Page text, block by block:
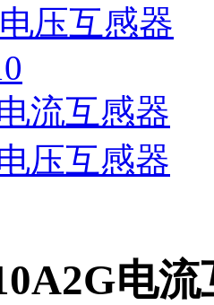
压互感器
流互感器
压互感器
电流